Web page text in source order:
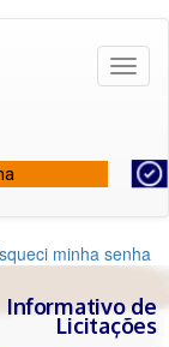
minha senha
Informativo de
Licitações